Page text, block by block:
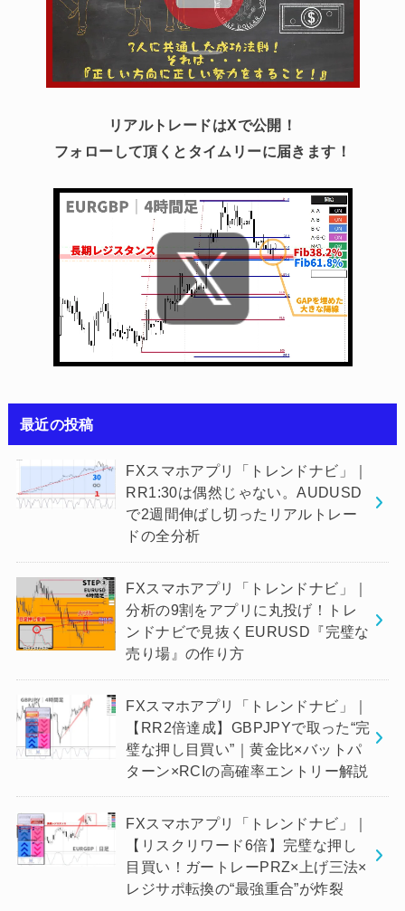
リアルトレードはXで公開！
フォローして頂くとタイムリーに届きます！
最近の投稿
FXスマホアプリ「トレンドナビ」｜
RR1:30は偶然じゃない。AUDUSD
で2週間伸ばし切ったリアルトレー
ドの全分析
FXスマホアプリ「トレンドナビ」｜
分析の9割をアプリに丸投げ！トレ
ンドナビで見抜くEURUSD『完璧な
売り場』の作り方
FXスマホアプリ「トレンドナビ」｜
【RR2倍達成】GBPJPYで取った“完
璧な押し目買い”｜黄金比×バットパ
ターン×RCIの高確率エントリー解説
FXスマホアプリ「トレンドナビ」｜
【リスクリワード6倍】完璧な押し
目買い！ガートレーPRZ×上げ三法×
レジサポ転換の“最強重合”が炸裂